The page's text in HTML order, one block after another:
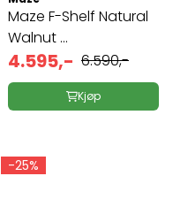
Maze F-Shelf Natural
Walnut ...
4.595,- 6.590,-
Kjøp
-25%